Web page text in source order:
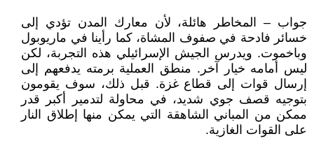
جواب – المخاطر هائلة، لأن معارك المدن تؤدي إلى
خسائر فادحة في صفوف المشاة، كما رأينا في ماريوبول
وباخموت. ويدرس الجيش الإسرائيلي هذه التجربة، لكن
ليس أمامه خيار آخر. منطق العملية برمته يدفعهم إلى
إرسال قوات إلى قطاع غزة. قبل ذلك، سوف يقومون
بتوجيه قصف جوي شديد، في محاولة لتدمير أكبر قدر
ممكن من المباني الشاهقة التي يمكن منها إطلاق النار
على القوات الغازية.